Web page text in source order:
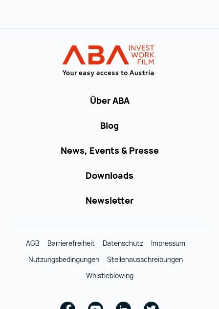
Über ABA
Blog
News, Events & Presse
Downloads
Newsletter
AGB Barrierefreiheit Datenschutz
Impressum
Nutzungsbedingungen
Stellenausschreibungen
Whistleblowing